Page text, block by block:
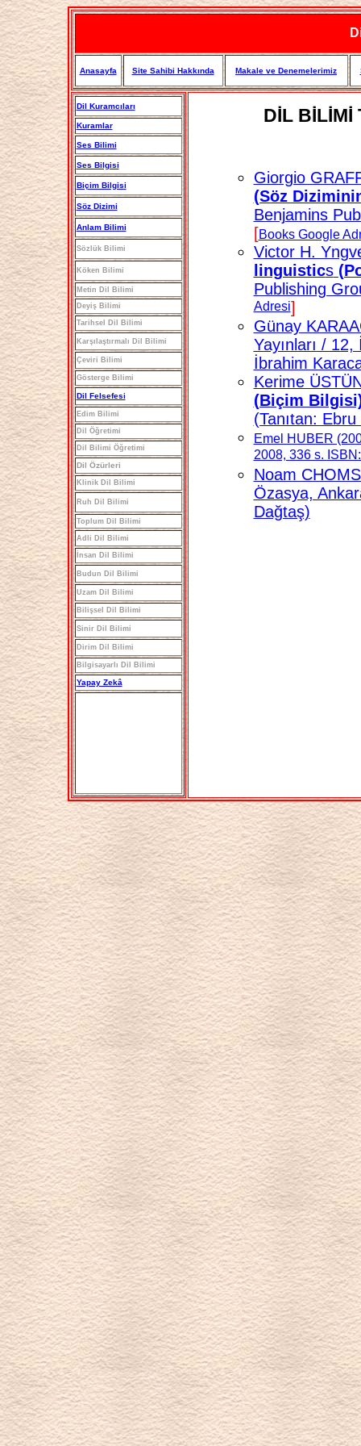
Anasayfa Site Sahibi Hakkında Makale ve Denemelerimiz
Dil Kuramcıları
Kuramlar
Ses Bilimi
Ses Bilgisi
Biçim Bilgisi
Söz Dizimi
Anlam Bilimi
Sözlük Bilimi
Köken Bilimi
Metin Dil Bilimi
Deyiş Bilimi
Tarihsel Dil Bilimi
Karşılaştırmalı Dil Bilimi
Çeviri Bilimi
Gösterge Bilimi
Dil Felsefesi
Edim Bilimi
Dil Öğretimi
Dil Bilimi Öğretimi
Dil Özürleri
Klinik Dil Bilimi
Ruh Dil Bilimi
Toplum Dil Bilimi
Adli Dil Bilimi
İnsan Dil Bilimi
Budun Dil Bilimi
Uzam Dil Bilimi
Bilişsel Dil Bilimi
Sinir Dil Bilimi
Dirim Dil Bilimi
Bilgisayarlı Dil Bilimi
Yapay Zekâ
DİLBİLİMİ
Giorgio
(Söz
Benjamins
[Books Google
Victor H.
linguistics
Publishing
Adresi]
Günay
Yayınları /
İbrahim
Kerime
(Biçim
(Tanıtan:
Emel HUBER
2008, 336 s.
Noam
Özasya,
Dağtaş)